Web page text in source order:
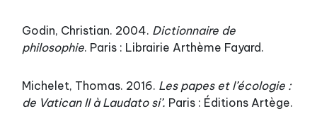
Godin, Christian. 2004. Dictionnaire de
philosophie. Paris : Librairie Arthème Fayard.
Michelet, Thomas. 2016. Les papes et l’écologie :
de Vatican II à Laudato si’. Paris : Éditions Artège.